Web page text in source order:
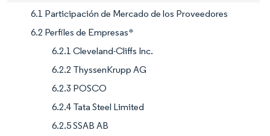
6.1 Participación de Mercado de los Proveedores
6.2 Perfiles de Empresas*
6.2.1 Cleveland-Cliffs Inc.
6.2.2 ThyssenKrupp AG
6.2.3 POSCO
6.2.4 Tata Steel Limited
6.2.5 SSAB AB